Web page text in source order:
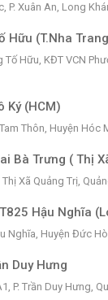
P. Xuân An, Long
Hữu (T.Nha
Tố Hữu, KĐT VCN
Ký (HCM)
Thôn, Huyện Hóc
Bà Trưng ( Thị
Xã Quảng Trị,
Hậu Nghĩa
Nghĩa, Huyện Đức
Duy Hưng
P. Trần Duy Hưng,